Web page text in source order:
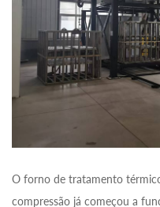
O forno de tratamento
compressão já começou a